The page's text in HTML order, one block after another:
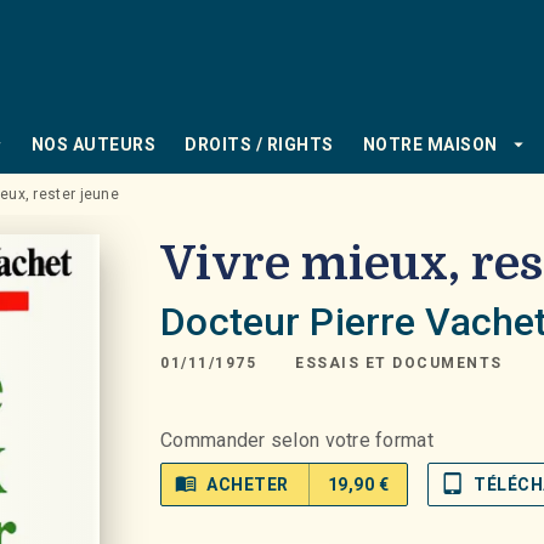
NOS AUTEURS DROITS / RIGHTS NOTRE MAISON arrow_drop_down
rester jeune
Vivre mieux,
Docteur Pierre
01/11/1975 ESSAIS ET DOCUMENTS
Commander selon votre format
menu_book ACHETER 19,90 € tablet_mac